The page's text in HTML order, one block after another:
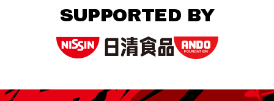
SUPPORTED BY